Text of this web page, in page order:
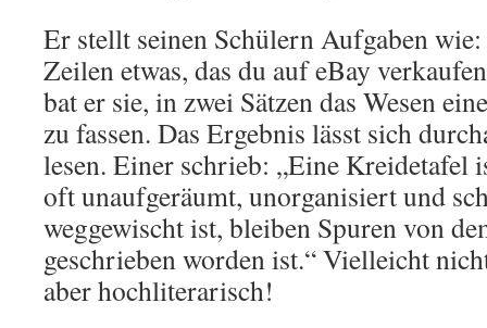
Er stellt seinen Schülern Aufgaben
Zeilen etwas, das du auf eBay
bat er sie, in zwei Sätzen das Wesen
zu fassen. Das Ergebnis lässt sich
lesen. Einer schrieb: „Eine Kreidetafel
oft unaufgeräumt, unorganisiert und
weggewischt ist, bleiben Spuren von
geschrieben worden ist.“ Vielleicht
aber hochliterarisch!